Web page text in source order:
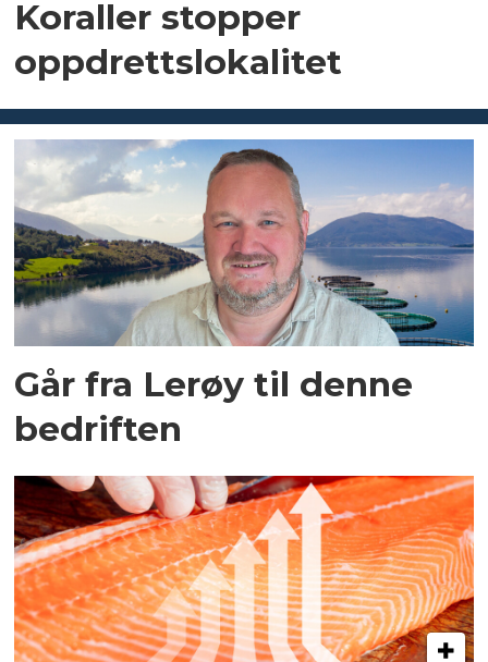
Koraller stopper
oppdrettslokalitet
Går fra Lerøy til denne
bedriften